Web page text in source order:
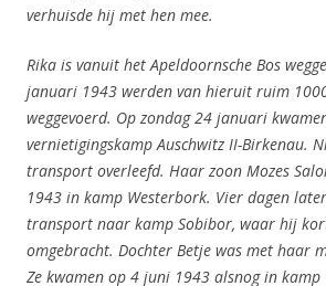
verhuisde hij met hen mee.
Rika is vanuit het Apeldoornsche Bos
januari 1943 werden van hieruit ruim
weggevoerd. Op zondag 24 januari
vernietigingskamp Auschwitz II-Birkenau.
transport overleefd. Haar zoon Mozes
1943 in kamp Westerbork. Vier dagen
transport naar kamp Sobibor, waar hij
omgebracht. Dochter Betje was met haar
Ze kwamen op 4 juni 1943 alsnog in kamp